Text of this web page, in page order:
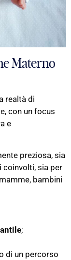
Materno
realtà di
con un focus
e
preziosa, sia
coinvolti, sia per
bambini
;
di un percorso